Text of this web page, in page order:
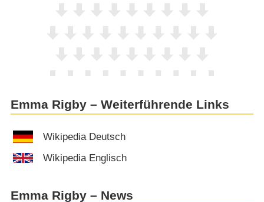
Emma Rigby – Weiterführende Links
Wikipedia Deutsch
Wikipedia Englisch
Emma Rigby – News